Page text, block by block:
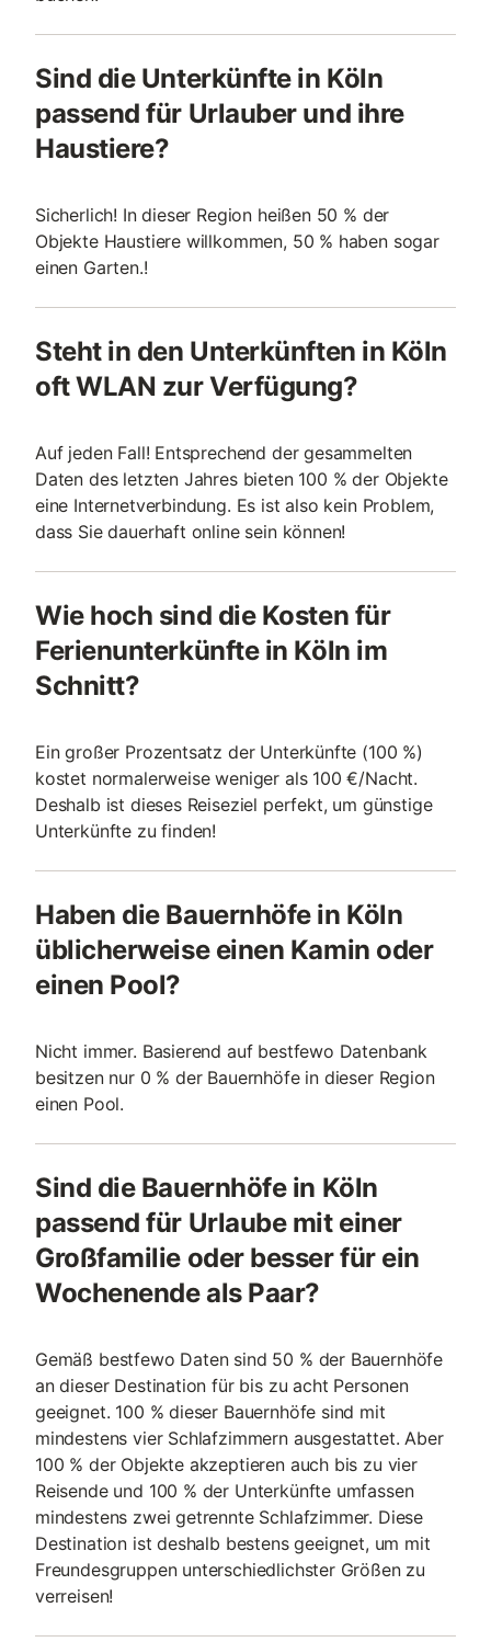
Sind die Unterkünfte in Köln
passend für Urlauber und ihre
Haustiere?
Sicherlich! In dieser Region heißen 50 % der
Objekte Haustiere willkommen, 50 % haben sogar
einen Garten.!
Steht in den Unterkünften in Köln
oft WLAN zur Verfügung?
Auf jeden Fall! Entsprechend der gesammelten
Daten des letzten Jahres bieten 100 % der Objekte
eine Internetverbindung. Es ist also kein Problem,
dass Sie dauerhaft online sein können!
Wie hoch sind die Kosten für
Ferienunterkünfte in Köln im
Schnitt?
Ein großer Prozentsatz der Unterkünfte (100 %)
kostet normalerweise weniger als 100 €/Nacht.
Deshalb ist dieses Reiseziel perfekt, um günstige
Unterkünfte zu finden!
Haben die Bauernhöfe in Köln
üblicherweise einen Kamin oder
einen Pool?
Nicht immer. Basierend auf bestfewo Datenbank
besitzen nur 0 % der Bauernhöfe in dieser Region
einen Pool.
Sind die Bauernhöfe in Köln
passend für Urlaube mit einer
Großfamilie oder besser für ein
Wochenende als Paar?
Gemäß bestfewo Daten sind 50 % der Bauernhöfe
an dieser Destination für bis zu acht Personen
geeignet. 100 % dieser Bauernhöfe sind mit
mindestens vier Schlafzimmern ausgestattet. Aber
100 % der Objekte akzeptieren auch bis zu vier
Reisende und 100 % der Unterkünfte umfassen
mindestens zwei getrennte Schlafzimmer. Diese
Destination ist deshalb bestens geeignet, um mit
Freundesgruppen unterschiedlichster Größen zu
verreisen!